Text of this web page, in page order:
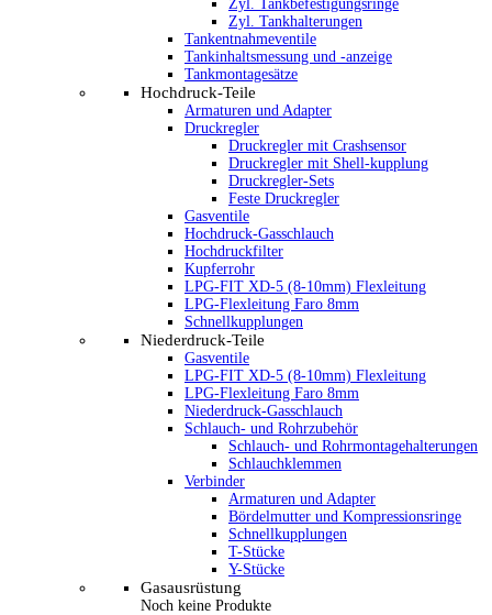
Zyl. Tankbefestigungsringe
Zyl. Tankhalterungen
Tankentnahmeventile
Tankinhaltsmessung und -anzeige
Tankmontagesätze
Hochdruck-Teile
Armaturen und Adapter
Druckregler
Druckregler mit Crashsensor
Druckregler mit Shell-kupplung
Druckregler-Sets
Feste Druckregler
Gasventile
Hochdruck-Gasschlauch
Hochdruckfilter
Kupferrohr
LPG-FIT XD-5 (8-10mm) Flexleitung
LPG-Flexleitung Faro 8mm
Schnellkupplungen
Niederdruck-Teile
Gasventile
LPG-FIT XD-5 (8-10mm) Flexleitung
LPG-Flexleitung Faro 8mm
Niederdruck-Gasschlauch
Schlauch- und Rohrzubehör
Schlauch- und Rohrmontagehalterungen
Schlauchklemmen
Verbinder
Armaturen und Adapter
Bördelmutter und Kompressionsringe
Schnellkupplungen
T-Stücke
Y-Stücke
Gasausrüstung
Noch keine Produkte